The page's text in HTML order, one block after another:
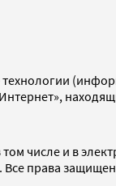
числе и в
Все права